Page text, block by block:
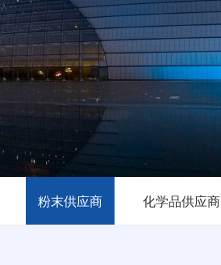
粉末供应商 化学品供应商